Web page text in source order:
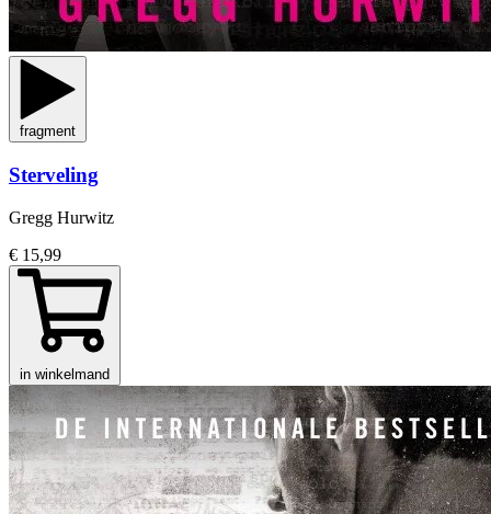
fragment
Sterveling
Gregg Hurwitz
€ 15,99
in winkelmand